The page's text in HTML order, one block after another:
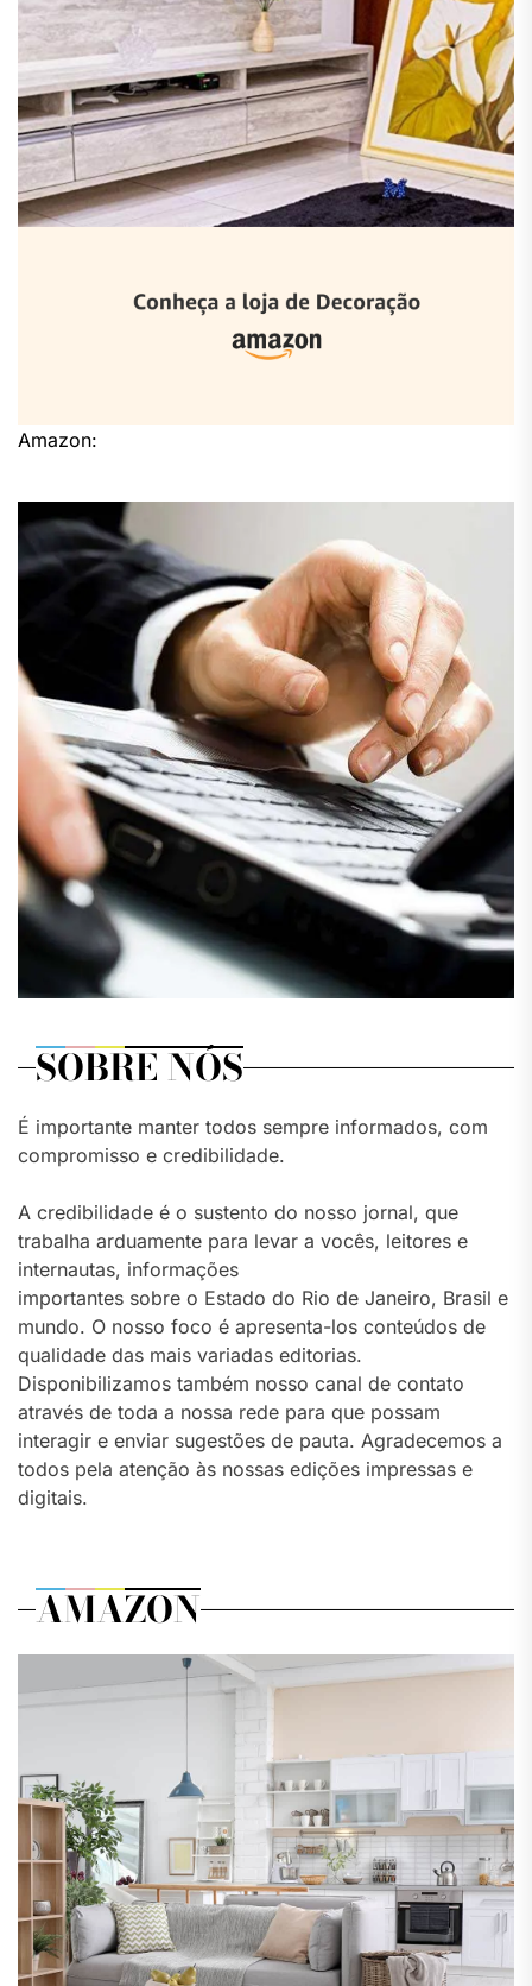
Amazon:
SOBRE NÓS
É importante manter todos sempre informados, com
compromisso e credibilidade.
A credibilidade é o sustento do nosso jornal, que
trabalha arduamente para levar a vocês, leitores e
internautas, informações
importantes sobre o Estado do Rio de Janeiro, Brasil e
mundo. O nosso foco é apresenta-los conteúdos de
qualidade das mais variadas editorias.
Disponibilizamos também nosso canal de contato
através de toda a nossa rede para que possam
interagir e enviar sugestões de pauta. Agradecemos a
todos pela atenção às nossas edições impressas e
digitais.
AMAZON